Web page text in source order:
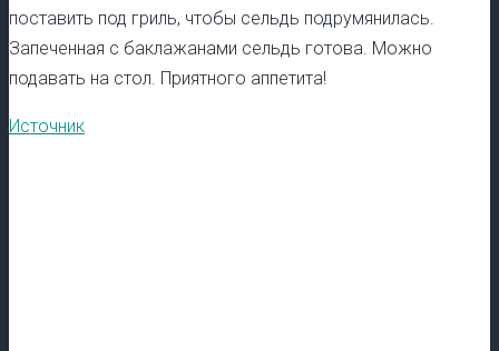
поставить под гриль, чтобы сельдь подрумянилась.
Запеченная с баклажанами сельдь готова. Можно
подавать на стол. Приятного аппетита!
Источник